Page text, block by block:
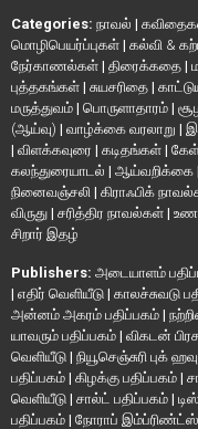
Categories: நாவல் |
மொழிபெயர்ப்புகள் | கல்வி &
நேர்காணல்கள் | திரைக்கதை |
புத்தகங்கள் | சுயசரிதை |
மருத்துவம் | பொருளாதாரம் |
(ஆய்வு) | வாழ்க்கை வரலாறு |
| விளக்கவுரை | கடிதங்கள் |
கலந்துரையாடல் | ஆய்வறிக்கை |
நினைவஞ்சலி | கிராஃபிக்
விருது | சரித்திர நாவல்கள் |
சிறார் இதழ்
Publishers: அடையாளம்
| எதிர் வெளியீடு | காலச்சுவடு
அன்னம் அகரம் பதிப்பகம் |
யாவரும் பதிப்பகம் | விகடன்
வெளியீடு | நியூசெஞ்சுரி புக்
பதிப்பகம் | கிழக்கு பதிப்பகம் |
வெளியீடு | சால்ட் பதிப்பகம் |
பதிப்பகம் | நோராப் இம்ப்ரிண்ட்ஸ்